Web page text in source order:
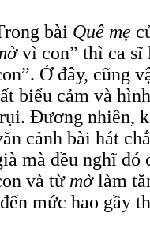
bài Quê mẹ
vì con” thì ca sĩ
Ở đây, cũng
biểu cảm và
Đương nhiên,
cảnh bài hát
mà đều nghĩ đó
và từ mờlàm
mức hao gầy